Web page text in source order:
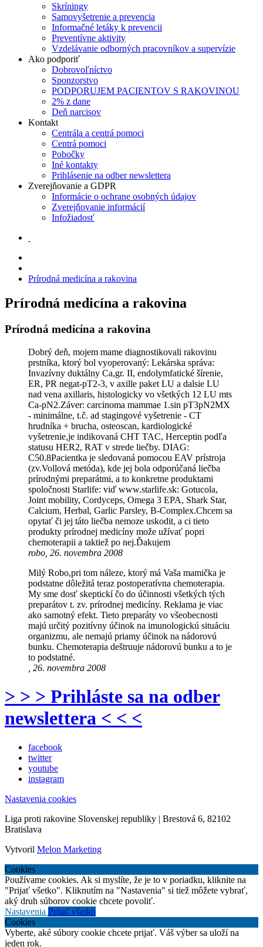
Skríningy
Samovyšetrenie a prevencia
Informačné letáky k prevencii
Preventívne aktivity
Vzdelávanie odborných pracovníkov a supervízie
Ako podporiť
Dobrovoľníctvo
Sponzorstvo
PODPORUJEM PACIENTOV S RAKOVINOU
2% z dane
Deň narcisov
Kontakt
Centrála a centrá pomoci
Centrá pomoci
Pobočky
Iné kontakty
Prihlásenie na odber newslettera
Zverejňovanie a GDPR
Informácie o ochrane osobných údajov
Zverejňovanie informácií
Infožiadosť
Prírodná medicína a rakovina
Prírodná medicína a rakovina
Prírodná medicína a rakovina
Dobrý deň, mojem mame diagnostikovali rakovinu
prstníka, ktorý bol vyoperovaný: Lekárska správa:
Invazívny duktálny Ca,gr. II, endolymfatické šírenie,
ER, PR negat-pT2-3, v axille paket LU a dalsie LU
nad vena axillaris, histologicky vo všetkých 12 LU mts
Ca-pN2.Záver: carcinoma mammae 1.sin pT3pN2MX
- minimálne, t.č. ad stagingové vyšetrenie - CT
hrudníka + brucha, osteoscan, kardiologické
vyšetrenie,je indikovaná CHT TAC, Herceptin podľa
statusu HER2, RAT v strede liečby. DIAG:
C50.8Pacientka je sledovaná pomocou EAV prístroja
(zv.Vollová metóda), kde jej bola odporúčaná liečba
prírodnými preparátmi, a to konkretne produktami
spoločnosti Starlife: viď www.starlife.sk: Gotucola,
Joint mobility, Cordyceps, Omega 3 EPA, Shark Star,
Calcium, Herbal, Garlic Parsley, B-Complex.Chcem sa
opytať či jej táto liečba nemoze uskodit, a ci tieto
produkty prírodnej medicíny može užívať popri
chemoterapii a taktiež po nej.Ďakujem
robo, 26. novembra 2008
Milý Robo,pri tom náleze, ktorý má Vaša mamička je
podstatne dôležitá teraz postoperatívna chemoterapia.
My sme dosť skeptickí čo do účinnosti všetkých tých
preparátov t. zv. prírodnej medicíny. Reklama je viac
ako samotný efekt. Tieto preparáty vo všeobecnosti
majú určitý pozitívny účinok na imunologickú situáciu
organizmu, ale nemajú priamy účinok na nádorovú
bunku. Chemoterapia deštruuje nádorovú bunku a to je
to podstatné.
, 26. novembra 2008
> > > Prihláste sa na odber
newslettera < < <
facebook
twitter
youtube
instagram
Nastavenia cookies
Liga proti rakovine Slovenskej republiky | Brestová 6, 82102
Bratislava
Vytvoril Melon Marketing
Cookies
Používame cookies. Ak si myslíte, že je to v poriadku, kliknite na
"Prijať všetko". Kliknutím na "Nastavenia" si tiež môžete vybrať,
aký druh súborov cookie chcete povoliť.
Nastavenia Prijať všetko
Cookies
Vyberte, aké súbory cookie chcete prijať. Váš výber sa uloží na
jeden rok.